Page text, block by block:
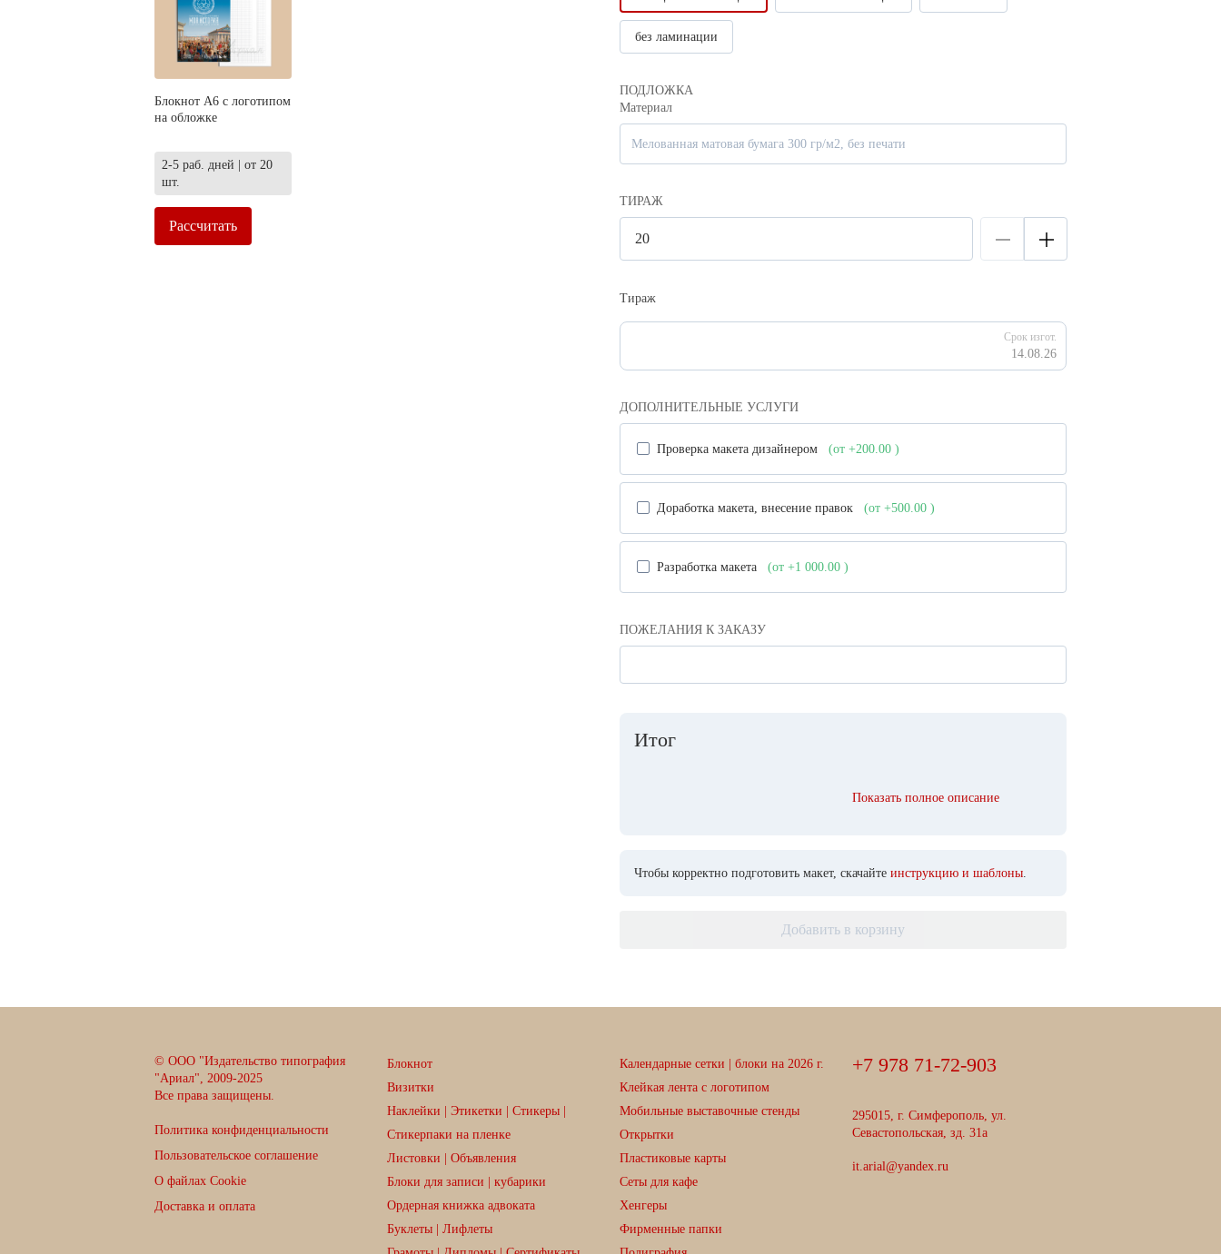
Блокнот А6 с логотипом
на обложке
2-5 раб. дней | от 20
шт.
Рассчитать
без ламинации
ПОДЛОЖКА
Материал
Мелованная матовая бумага 300 гр/м2, без печати
ТИРАЖ
Тираж
Срок изгот.
14.08.26
ДОПОЛНИТЕЛЬНЫЕ УСЛУГИ
Проверка макета дизайнером (от +200.00 )
Доработка макета, внесение правок (от +500.00 )
Разработка макета (от +1 000.00 )
ПОЖЕЛАНИЯ К ЗАКАЗУ
Итог
Показать полное описание
Чтобы корректно подготовить макет, скачайте инструкцию и шаблоны
Добавить в корзину
© ООО "Издательство типография
"Ариал", 2009-2025
Все права защищены.
Политика конфиденциальности
Пользовательское соглашение
О файлах Cookie
Доставка и оплата
Блокнот
Визитки
Наклейки | Этикетки | Стикеры |
Стикерпаки на пленке
Листовки | Объявления
Блоки для записи | кубарики
Ордерная книжка адвоката
Буклеты | Лифлеты
Календарные сетки | блоки на 2026 г.
Клейкая лента с логотипом
Мобильные выставочные стенды
Открытки
Пластиковые карты
Сеты для кафе
Хенгеры
Фирменные папки
+7 978 71-72-903
295015, г. Симферополь, ул.
Севастопольская, зд. 31а
it.arial@yandex.ru